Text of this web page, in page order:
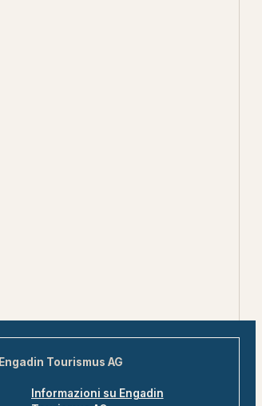
Engadin Tourismus AG
Informazioni su Engadin